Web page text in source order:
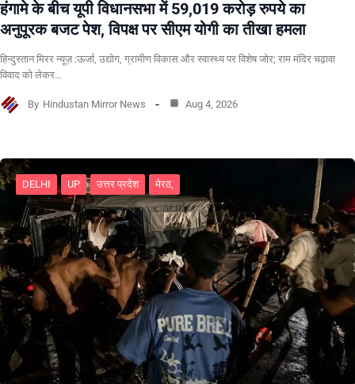
हंगामे के बीच यूपी विधानसभा में 59,019 करोड़ रुपये का
अनुपूरक बजट पेश, विपक्ष पर सीएम योगी का तीखा हमला
हिन्दुस्तान मिरर न्यूज़ :ऊर्जा, उद्योग, ग्रामीण विकास और स्वास्थ्य पर विशेष जोर; राम मंदिर चढ़ावा
विवाद को लेकर…
By Hindustan Mirror News Aug 4, 2026
DELHI UP उत्तर प्रदेश मेरठ,